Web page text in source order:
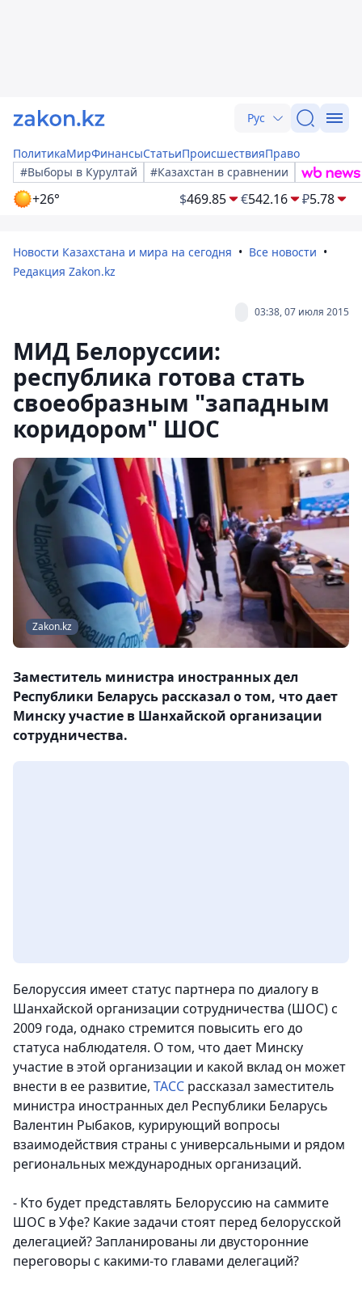
Рус
ПолитикаМирФинансыСтатьиПроисшествияПраво
#Выборы в Курултай
#Казахстан в сравнении
+26° $469.85 €542.16 ₽5.78
Новости Казахстана и мира на сегодня
Все новости
Редакция Zakon.kz
03:38, 07 июля 2015
МИД Белоруссии:
республика готова стать
своеобразным "западным
коридором" ШОС
Zakon.kz
Заместитель министра иностранных дел
Республики Беларусь рассказал о том, что дает
Минску участие в Шанхайской организации
сотрудничества.
Белоруссия имеет статус партнера по диалогу в
Шанхайской организации сотрудничества (ШОС) с
2009 года, однако стремится повысить его до
статуса наблюдателя. О том, что дает Минску
участие в этой организации и какой вклад он может
внести в ее развитие, ТАСС рассказал заместитель
министра иностранных дел Республики Беларусь
Валентин Рыбаков, курирующий вопросы
взаимодействия страны с универсальными и рядом
региональных международных организаций.
- Кто будет представлять Белоруссию на саммите
ШОС в Уфе? Какие задачи стоят перед белорусской
делегацией? Запланированы ли двусторонние
переговоры с какими-то главами делегаций?